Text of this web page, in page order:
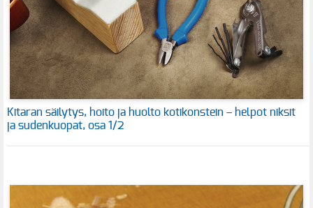
Kitaran säilytys, hoito ja huolto kotikonstein – helpot niksit
ja sudenkuopat, osa 1/2